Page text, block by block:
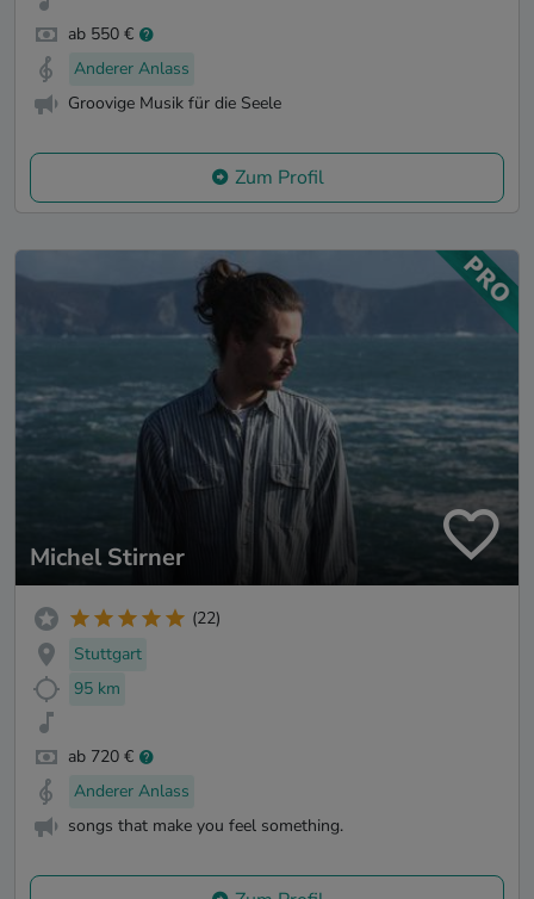
ab 550 €
Anderer Anlass
Groovige Musik für die Seele
Zum Profil
Michel Stirner
(22)
Stuttgart
95 km
ab 720 €
Anderer Anlass
songs that make you feel something.